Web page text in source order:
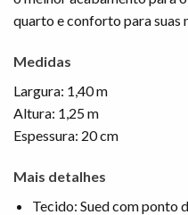
quarto e conforto para suas
Medidas
Largura: 1,40 m
Altura: 1,25 m
Espessura: 20 cm
Mais detalhes
Tecido: Sued com ponto